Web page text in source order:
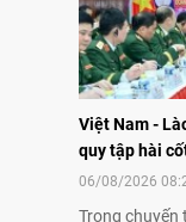
Việt Nam -
quy tập hài
06/08/2026
Trong chuyến